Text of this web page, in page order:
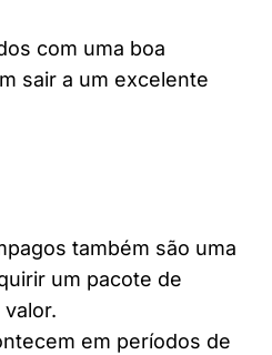
com uma boa
sair a um excelente
também são uma
um pacote de
em períodos de